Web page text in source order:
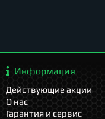
Информация
Действующие акции
О нас
Гарантия и сервис